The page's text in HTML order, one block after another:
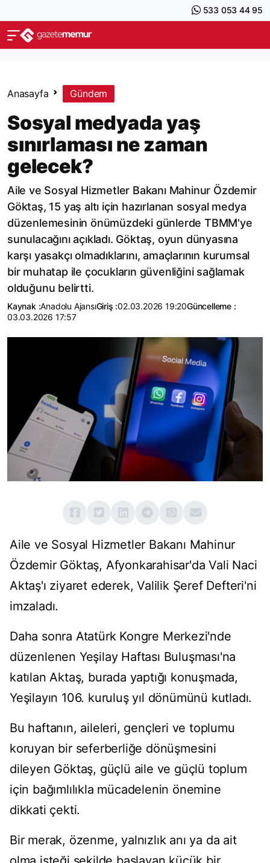
533 053 44 95
Anasayfa Gündem
Sosyal medyada yaş
sınırlaması ne zaman
gelecek?
Aile ve Sosyal Hizmetler Bakanı Mahinur Özdemir
Göktaş, 15 yaş altı için hazırlanan sosyal medya
düzenlemesinin önümüzdeki günlerde TBMM'ye
sunulacağını açıkladı. Göktaş, oyun dünyasına
karşı yasakçı olmadıklarını, amaçlarının kurumsal
bir muhatap ile çocukların güvenliğini sağlamak
olduğunu belirtti.
Kaynak :Anadolu AjansıGiriş :02.03.2026 19:20Güncelleme :
03.03.2026 17:57
Aile ve Sosyal Hizmetler Bakanı Mahinur
Özdemir Göktaş, Afyonkarahisar'da Vali Naci
Aktaş'ı ziyaret ederek, Valilik Şeref Defteri'ni
imzaladı.
Daha sonra Atatürk Kongre Merkezi'nde
düzenlenen Yeşilay Haftası Buluşması'na
katılan Aktaş, burada yaptığı konuşmada,
Yeşilayın 106. kuruluş yıl dönümünü kutladı.
Bu haftanın, aileleri, gençleri ve toplumu
koruyan bir seferberliğe dönüşmesini
dileyen Göktaş, güçlü aile ve güçlü toplum
için bağımlılıkla mücadelenin önemine
dikkati çekti.
Bir merak, özenme, yalnızlık anı ya da ait